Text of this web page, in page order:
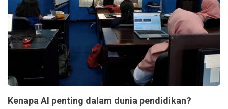
Kenapa AI penting dalam dunia pendidikan?